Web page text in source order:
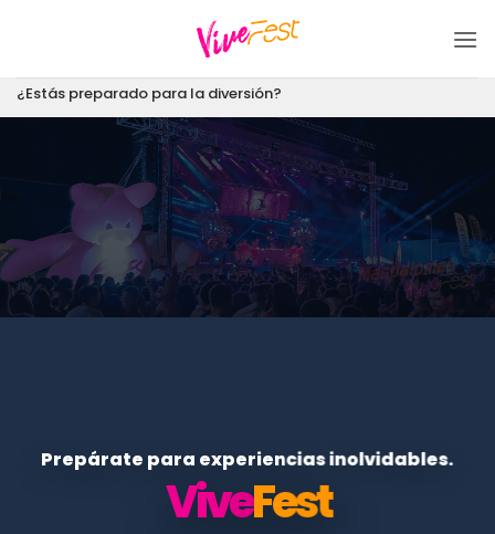
¿Estás preparado para la diversión?
Prepárate para experiencias inolvidables.
ViveFest